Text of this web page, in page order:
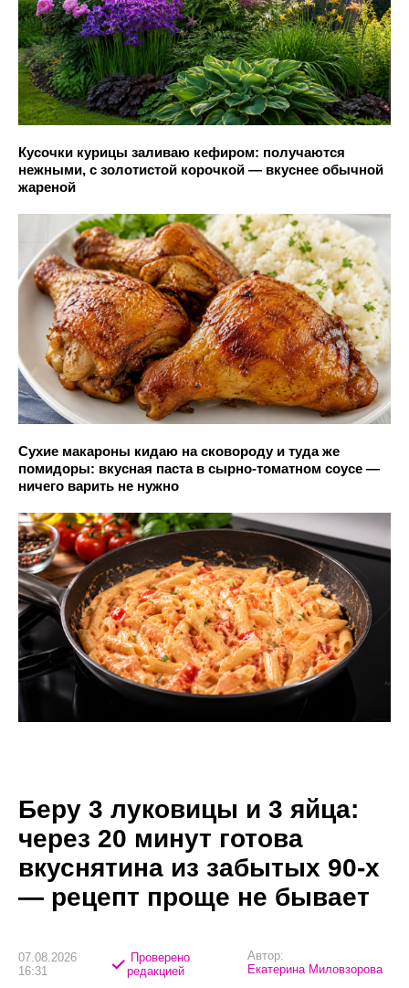
Кусочки курицы заливаю кефиром: получаются
нежными, с золотистой корочкой — вкуснее обычной
жареной
Сухие макароны кидаю на сковороду и туда же
помидоры: вкусная паста в сырно-томатном соусе —
ничего варить не нужно
Беру 3 луковицы и 3 яйца:
через 20 минут готова
вкуснятина из забытых 90-х
— рецепт проще не бывает
07.08.2026
16:31
Проверено
редакцией
Автор:
Екатерина Миловзорова